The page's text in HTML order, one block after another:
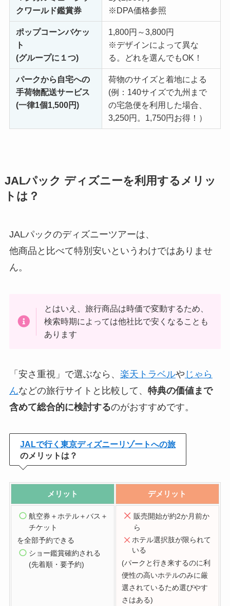
クワールド鑑賞券
※DPA価格参照
ポップコーンバケッ
ト
(グループに１つ)
1,800円～3,800円
※デザインによって異な
る。どれを選んでもOK！
パークから自宅への
手荷物配送サービス
(一律1個1,500円)
荷物のサイズと着地による
(例：140サイズで九州まで
の宅急便を利用した場合、
3,250円。1,750円お得！）
JALパック ディズニーを利用するメリッ
トは？
JALパックのディズニーツアーは、
他商品と比べて特別安いというわけではありませ
ん。
とはいえ、旅行商品は時価で変動するため、
検索時期によっては他社比で安くなることも
あります
「安さ重視」で選ぶなら、 楽天トラベルや じゃら
んなどの旅行サイトと比較して、 特典の価値まで
含めて総合的に検討するのがおすすめです。
JALで行く東京ディズニーリゾートへの旅
のメリットは？
メリット デメリット
航空券＋ホテル＋バス＋
チケット
を全部予約できる
ショー鑑賞確約される
(先着順・要予約)
販売開始が約2か月前か
ら
ホテル選択肢が限られて
いる
(パークと行き来するのに利
便性の高いホテルのみに厳
選されているため選びやす
さはある)